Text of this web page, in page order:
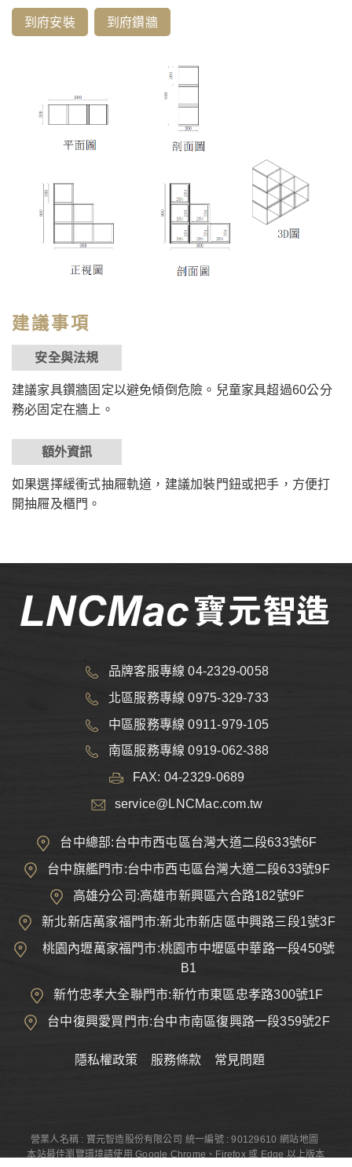
到府安裝 到府鑽牆
建議事項
安全與法規
建議家具鑽牆固定以避免傾倒危險。兒童家具超過60公分
務必固定在牆上。
額外資訊
如果選擇緩衝式抽屜軌道，建議加裝門鈕或把手，方便打
開抽屜及櫃門。
品牌客服專線 04-2329-0058
北區服務專線 0975-329-733
中區服務專線 0911-979-105
南區服務專線 0919-062-388
FAX: 04-2329-0689
service@LNCMac.com.tw
台中總部:台中市西屯區台灣大道二段633號6F
台中旗艦門市:台中市西屯區台灣大道二段633號9F
高雄分公司:高雄市新興區六合路182號9F
新北新店萬家福門市:新北市新店區中興路三段1號3F
桃園內壢萬家福門市:桃園市中壢區中華路一段450號
B1
新竹忠孝大全聯門市:新竹市東區忠孝路300號1F
台中復興愛買門市:台中市南區復興路一段359號2F
隱私權政策 服務條款 常見問題
營業人名稱 : 寶元智造股份有限公司 統一編號 : 90129610 網站地圖
本站最佳瀏覽環境請使用 Google Chrome、Firefox 或 Edge 以上版本